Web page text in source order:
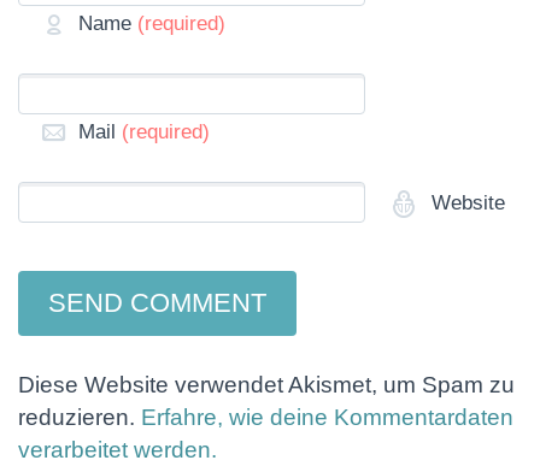
Name (required)
Mail (required)
Website
Diese Website verwendet Akismet, um Spam zu
reduzieren. Erfahre, wie deine Kommentardaten
verarbeitet werden.